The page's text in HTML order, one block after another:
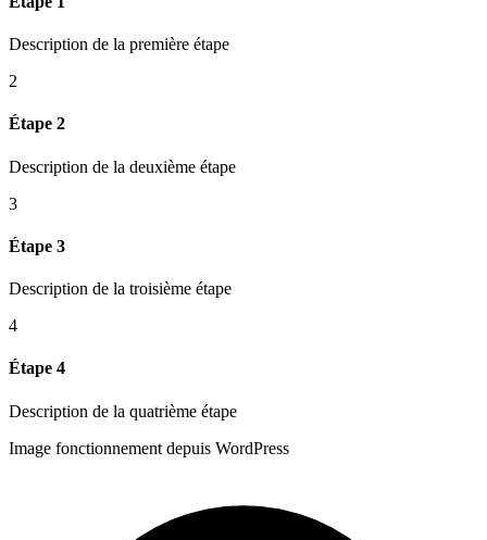
Description de la première étape
2
Étape 2
Description de la deuxième étape
3
Étape 3
Description de la troisième étape
4
Étape 4
Description de la quatrième étape
Image fonctionnement depuis WordPress